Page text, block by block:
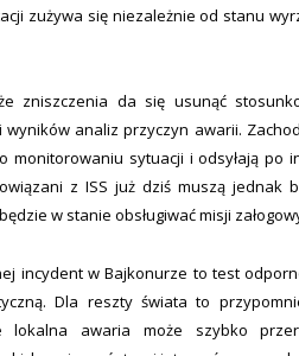
zużywa się niezależnie od stanu
zniszczenia da się usunąć
wyników analiz przyczyn awarii.
monitorowaniu sytuacji i odsyłają po
z ISS już dziś muszą jednak
w stanie obsługiwać misji
incydent w Bajkonurze to test
Dla reszty świata to
lokalna awaria może szybko